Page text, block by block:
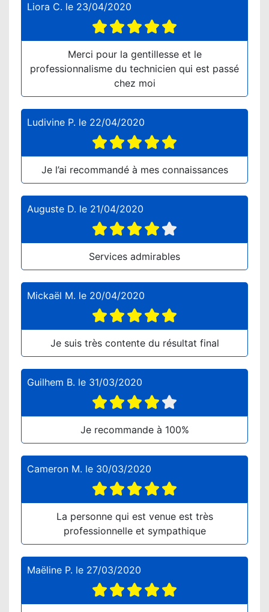
Liora C. le 23/04/2020
Merci pour la gentillesse et le
professionnalisme du technicien qui est passé
chez moi
Ludivine P. le 22/04/2020
Je l’ai recommandé à mes connaissances
Auguste D. le 21/04/2020
Services admirables
Mickaël M. le 20/04/2020
Je suis très contente du résultat final
Guilhem B. le 31/03/2020
Je recommande à 100%
Cameron M. le 30/03/2020
La personne qui est venue est très
professionnelle et sympathique
Maëline P. le 27/03/2020